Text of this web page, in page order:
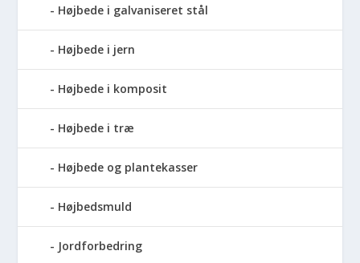
Højbede i galvaniseret stål
Højbede i jern
Højbede i komposit
Højbede i træ
Højbede og plantekasser
Højbedsmuld
Jordforbedring